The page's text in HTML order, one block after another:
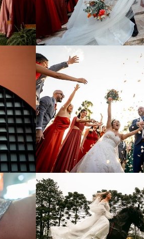
108
107